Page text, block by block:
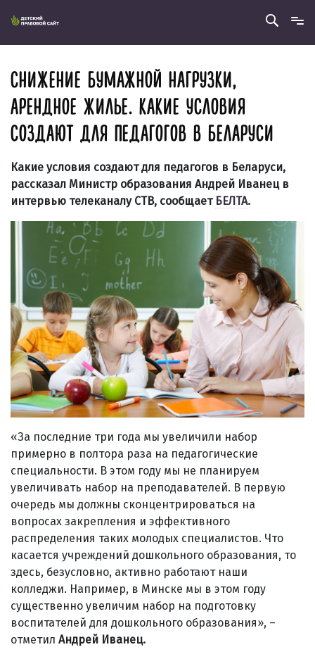
СНИЖЕНИЕ БУМАЖНОЙ НАГРУЗКИ,
АРЕНДНОЕ ЖИЛЬЕ. КАКИЕ УСЛОВИЯ
СОЗДАЮТ ДЛЯ ПЕДАГОГОВ В БЕЛАРУСИ
Какие условия создают для педагогов в Беларуси,
рассказал Министр образования Андрей Иванец в
интервью телеканалу СТВ, сообщает БЕЛТА.
«За последние три года мы увеличили набор
примерно в полтора раза на педагогические
специальности. В этом году мы не планируем
увеличивать набор на преподавателей. В первую
очередь мы должны сконцентрироваться на
вопросах закрепления и эффективного
распределения таких молодых специалистов. Что
касается учреждений дошкольного образования, то
здесь, безусловно, активно работают наши
колледжи. Например, в Минске мы в этом году
существенно увеличим набор на подготовку
воспитателей для дошкольного образования», –
отметил Андрей Иванец.